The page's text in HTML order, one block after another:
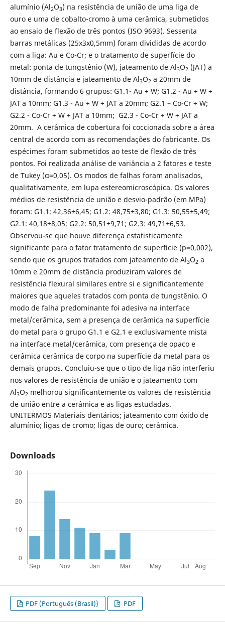
alumínio (Al2O3) na resistência de união de uma liga de
ouro e uma de cobalto-cromo à uma cerâmica, submetidos
ao ensaio de flexão de três pontos (ISO 9693). Sessenta
barras metálicas (25x3x0,5mm) foram divididas de acordo
com a liga: Au e Co-Cr; e o tratamento de superfície do
metal: ponta de tungstênio (W), jateamento de Al3O2 (JAT) a
10mm de distância e jateamento de Al3O2 a 20mm de
distância, formando 6 grupos: G1.1- Au + W; G1.2 - Au + W +
JATa 10mm; G1.3 - Au + W + JAT a 20mm; G2.1 – Co-Cr + W;
G2.2 - Co-Cr + W + JAT a 10mm; G2.3 - Co-Cr + W + JAT a
20mm. A cerâmica de cobertura foi coccionada sobre a área
central de acordo com as recomendações do fabricante. Os
espécimes foram submetidos ao teste de flexão de três
pontos. Foi realizada análise de variância a 2 fatores e teste
de Tukey (α=0,05). Os modos de falhas foram analisados,
qualitativamente, em lupa estereomicroscópica. Os valores
médios de resistência de união e desvio-padrão (em MPa)
foram: G1.1: 42,36±6,45; G1.2: 48,75±3,80; G1.3: 50,55±5,49;
G2.1: 40,18±8,05; G2.2: 50,51±9,71; G2.3: 49,71±6,53.
Observou-se que houve diferença estatisticamente
significante para o fator tratamento de superfície (p=0,002),
sendo que os grupos tratados com jateamento de Al3O2 a
10mm e 20mm de distância produziram valores de
resistência flexural similares entre si e significantemente
maiores que aqueles tratados com ponta de tungstênio. O
modo de falha predominante foi adesiva na interface
metal/cerâmica, sem a presença de cerâmica na superfície
do metal para o grupo G1.1 e G2.1 e exclusivamente mista
na interface metal/cerâmica, com presença de opaco e
cerâmica cerâmica de corpo na superfície da metal para os
demais grupos. Concluiu-se que o tipo de liga não interferiu
nos valores de resistência de união e o jateamento com
Al3O2 melhorou significantemente os valores de resistência
de união entre a cerâmica e as ligas estudadas.
UNITERMOS Materiais dentários; jateamento com óxido de
alumínio; ligas de cromo; ligas de ouro; cerâmica.
Downloads
PDF (Português (Brasil)) PDF